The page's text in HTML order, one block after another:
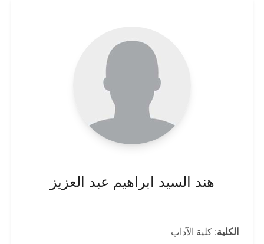
هند السيد ابراهيم عبد العزيز
الكلية: كلية الآداب